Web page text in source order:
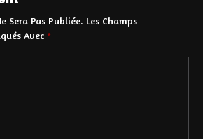
Sera Pas Publiée. Les Champs
Avec *